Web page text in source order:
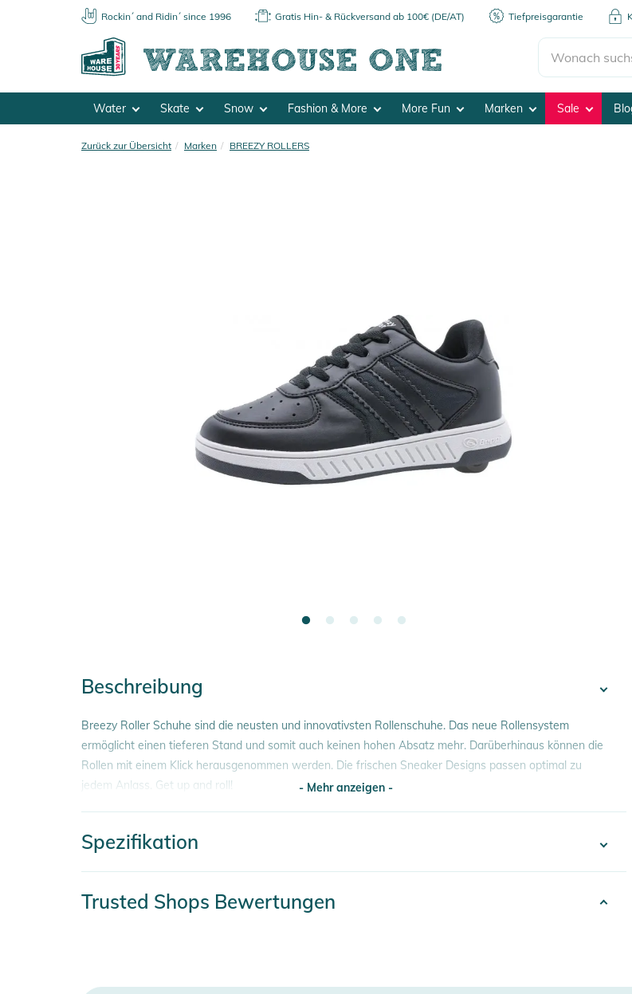
Rockin´ and Ridin´ since 1996 Gratis Hin- & Rückversand ab 100€ (DE/AT) Tiefpreisgarantie
Water Skate Snow Fashion & More More Fun Marken Sale
Zurück zur Übersicht Marken BREEZY ROLLERS
Beschreibung
Breezy Roller Schuhe sind die neusten und innovativsten Rollenschuhe. Das neue Rollensystem
ermöglicht einen tieferen Stand und somit auch keinen hohen Absatz mehr. Darüberhinaus können die
Rollen mit einem Klick herausgenommen werden. Die frischen Sneaker Designs passen optimal zu
jedem Anlass. Get up and roll!
- Rollenschuhe
- Echte Sneakers
- Mehr anzeigen -
Spezifikation
Trusted Shops Bewertungen